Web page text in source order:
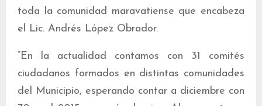
toda la comunidad maravatiense que encabeza
el Lic. Andrés López Obrador.
“En la actualidad contamos con 31 comités
ciudadanos formados en distintas comunidades
del Municipio, esperando contar a diciembre con